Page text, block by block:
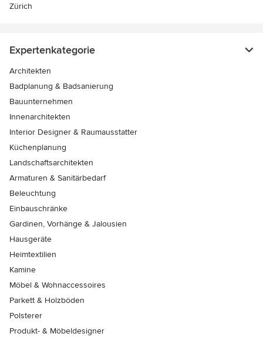
Zürich
Expertenkategorie
Architekten
Badplanung & Badsanierung
Bauunternehmen
Innenarchitekten
Interior Designer & Raumausstatter
Küchenplanung
Landschaftsarchitekten
Armaturen & Sanitärbedarf
Beleuchtung
Einbauschränke
Gardinen, Vorhänge & Jalousien
Hausgeräte
Heimtextilien
Kamine
Möbel & Wohnaccessoires
Parkett & Holzböden
Polsterer
Produkt- & Möbeldesigner